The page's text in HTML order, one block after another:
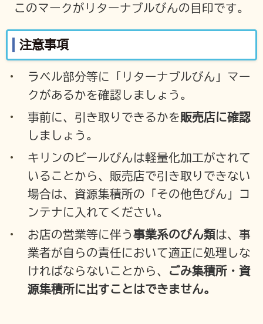
このマークがリターナブルびんの目印です。
注意事項
ラベル部分等に「リターナブルびん」マー
クがあるかを確認しましょう。
事前に、引き取りできるかを販売店に確認
しましょう。
キリンのビールびんは軽量化加工がされて
いることから、販売店で引き取りできない
場合は、資源集積所の「その他色びん」コ
ンテナに入れてください。
お店の営業等に伴う事業系のびん類は、事
業者が自らの責任において適正に処理しな
ければならないことから、 ごみ集積所・資
源集積所に出すことはできません。